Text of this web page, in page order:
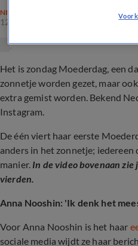
NIEUWS
12 mei 2024, 11:28
Het is zondag Moederdag, een
zonnetje worden gezet, maar
extra gemist worden. Bekend
Instagram.
De één viert haar eerste
anders in het zonnetje; iedereen
manier. In de video bovenaan
vierden.
Anna Nooshin: 'Ik denk het
Voor Anna Nooshin is het haar
sociale media wijdt ze haar